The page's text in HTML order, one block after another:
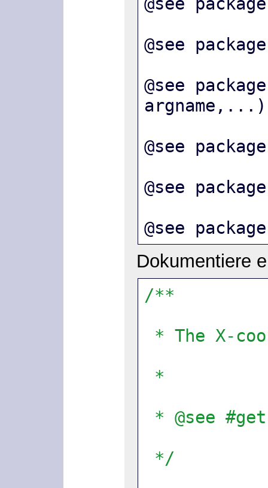
@see
@see
argname,...)
@see
@see
@see package
Dokumentiere
/**
* The X-
*
* @see
*/